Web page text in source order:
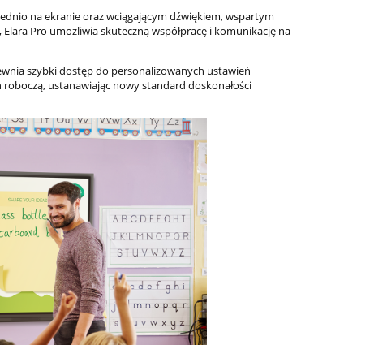
na ekranie oraz wciągającym dźwiękiem, wspartym
Pro umożliwia skuteczną współpracę i komunikację na
szybki dostęp do personalizowanych ustawień
ustanawiając nowy standard doskonałości